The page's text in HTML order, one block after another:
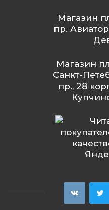
Магазин
пр.
Магазин
Санкт-
пр., 28